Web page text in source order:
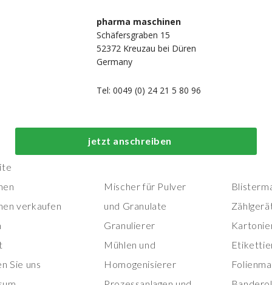
pharma maschinen
Schäfersgraben 15
52372 Kreuzau bei Düren
Germany
Tel: 0049 (0) 24 21 5 80 96
jetzt anschreiben
verkaufen
Sie uns
Top-Prozess- und
Herstellungsmaschinen
Mischer für Pulver
und Granulate
Granulierer
Mühlen und
Homogenisierer